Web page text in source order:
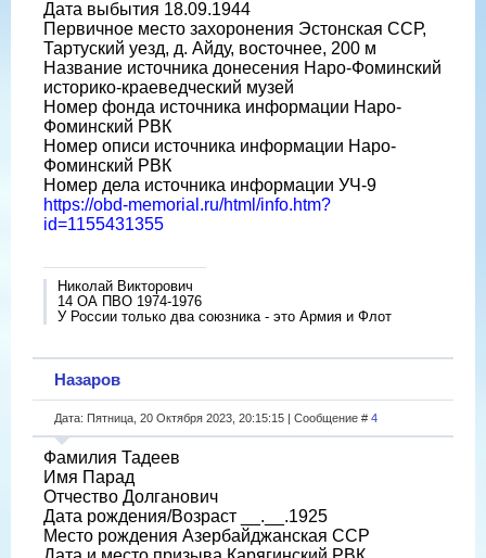
Дата выбытия 18.09.1944
Первичное место захоронения Эстонская ССР,
Тартуский уезд, д. Айду, восточнее, 200 м
Название источника донесения Наро-Фоминский
историко-краеведческий музей
Номер фонда источника информации Наро-
Фоминский РВК
Номер описи источника информации Наро-
Фоминский РВК
Номер дела источника информации УЧ-9
https://obd-memorial.ru/html/info.htm?
id=1155431355
Николай Викторович
14 ОА ПВО 1974-1976
У России только два союзника - это Армия и Флот
Назаров
Дата: Пятница, 20 Октября 2023, 20:15:15 | Сообщение # 4
Фамилия Тадеев
Имя Парад
Отчество Долганович
Дата рождения/Возраст __.__.1925
Место рождения Азербайджанская ССР